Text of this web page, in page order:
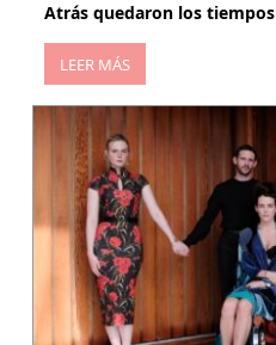
Atrás quedaron los tiempos
LEER MÁS